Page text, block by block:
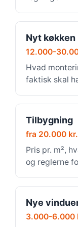
Nyt køkken
12.000-
Hvad
faktisk skal
Tilbygning
fra 20.000
Pris pr. m²,
og reglerne
Nye
3.000-6.000